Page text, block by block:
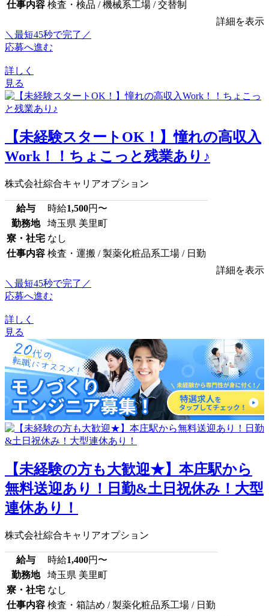
仕事内容 検査・検品 / 機械系工場 / 交替制
詳細を表示
＼最短45秒で完了／
応募へ進む
詳しく
見る
【未経験スタートOK！】憧れの高収入
Work！！ちょこっと残業あり♪
株式会社綜合キャリアオプション
給与 時給1,500円〜
勤務地
埼玉県 美里町
寮・社宅 なし
仕事内容 検査・運搬 / 製薬化粧品系工場 / 日勤
詳細を表示
＼最短45秒で完了／
応募へ進む
詳しく
見る
【未経験の方も大歓迎★】本庄駅から
無料送迎あり！日勤&土日祝休み！大型
連休あり！
株式会社綜合キャリアオプション
給与 時給1,400円〜
勤務地
埼玉県 美里町
寮・社宅 なし
仕事内容 検査・箱詰め / 製薬化粧品系工場 / 日勤